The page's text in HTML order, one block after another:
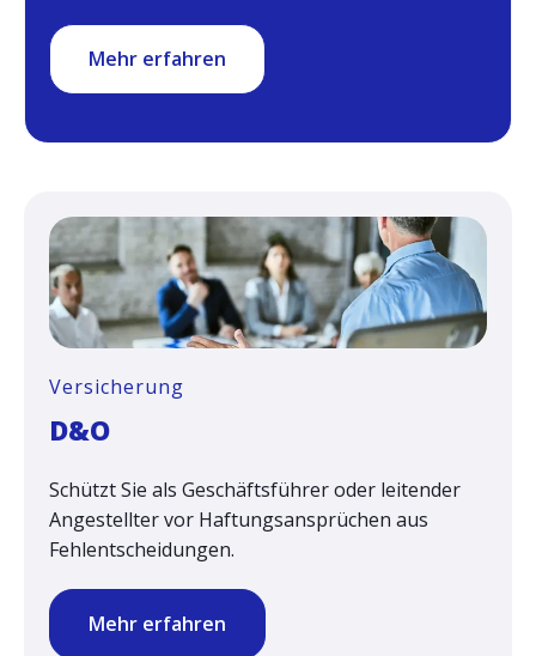
Mehr erfahren
Versicherung
D&O
Schützt Sie als Geschäftsführer oder leitender
Angestellter vor Haftungsansprüchen aus
Fehlentscheidungen.
Mehr erfahren